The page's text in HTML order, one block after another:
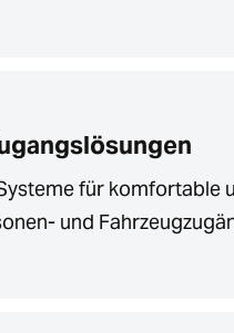
für komfortable
und